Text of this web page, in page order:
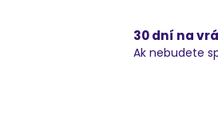
30 dní na
Ak nebudete